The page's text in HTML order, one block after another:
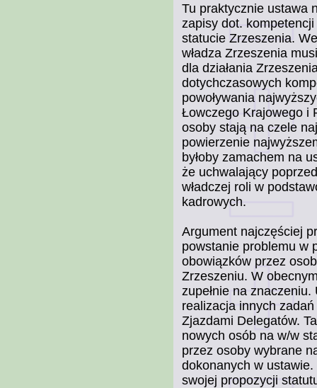
Tu praktycznie ustawa
zapisy dot.
statucie Zrzeszenia.
władza Zrzeszenia
dla działania
dotychczasowych
powoływania
Łowczego Krajowego i
osoby stają na czele
powierzenie
byłoby zamachem na
że uchwalający
władczej roli w
kadrowych.
Argument najczęściej
powstanie problemu w
obowiązków przez
Zrzeszeniu. W
zupełnie na
realizacja innych
Zjazdami Delegatów.
nowych osób na w/w
przez osoby wybrane
dokonanych w
swojej propozycji